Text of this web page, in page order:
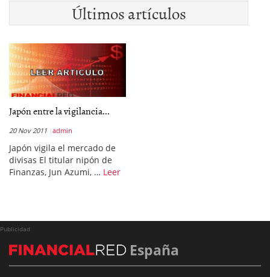
Últimos artículos
Japón entre la vigilancia...
20 Nov 2011 admin
Japón vigila el mercado de
divisas El titular nipón de
Finanzas, Jun Azumi, … Leer
Publicidad
España